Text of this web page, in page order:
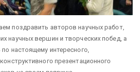
поздравить авторов научных работ,
научных вершин и творческих побед, а
настоящему интересного,
презентационного